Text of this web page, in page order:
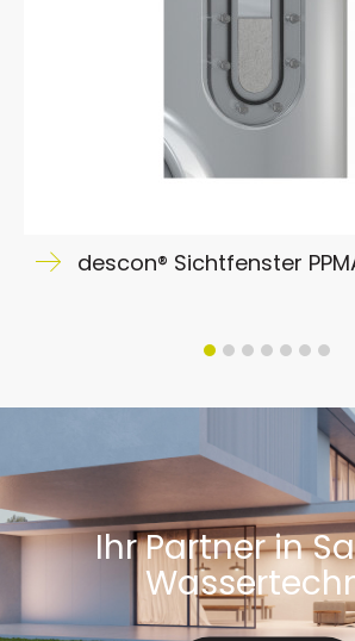
descon® Sichtfenster
Ihr Partner in